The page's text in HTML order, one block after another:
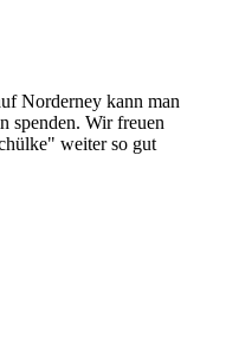
Norderney kann man
spenden. Wir freuen
weiter so gut